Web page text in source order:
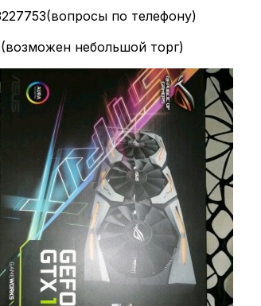
по телефону)
небольшой торг)